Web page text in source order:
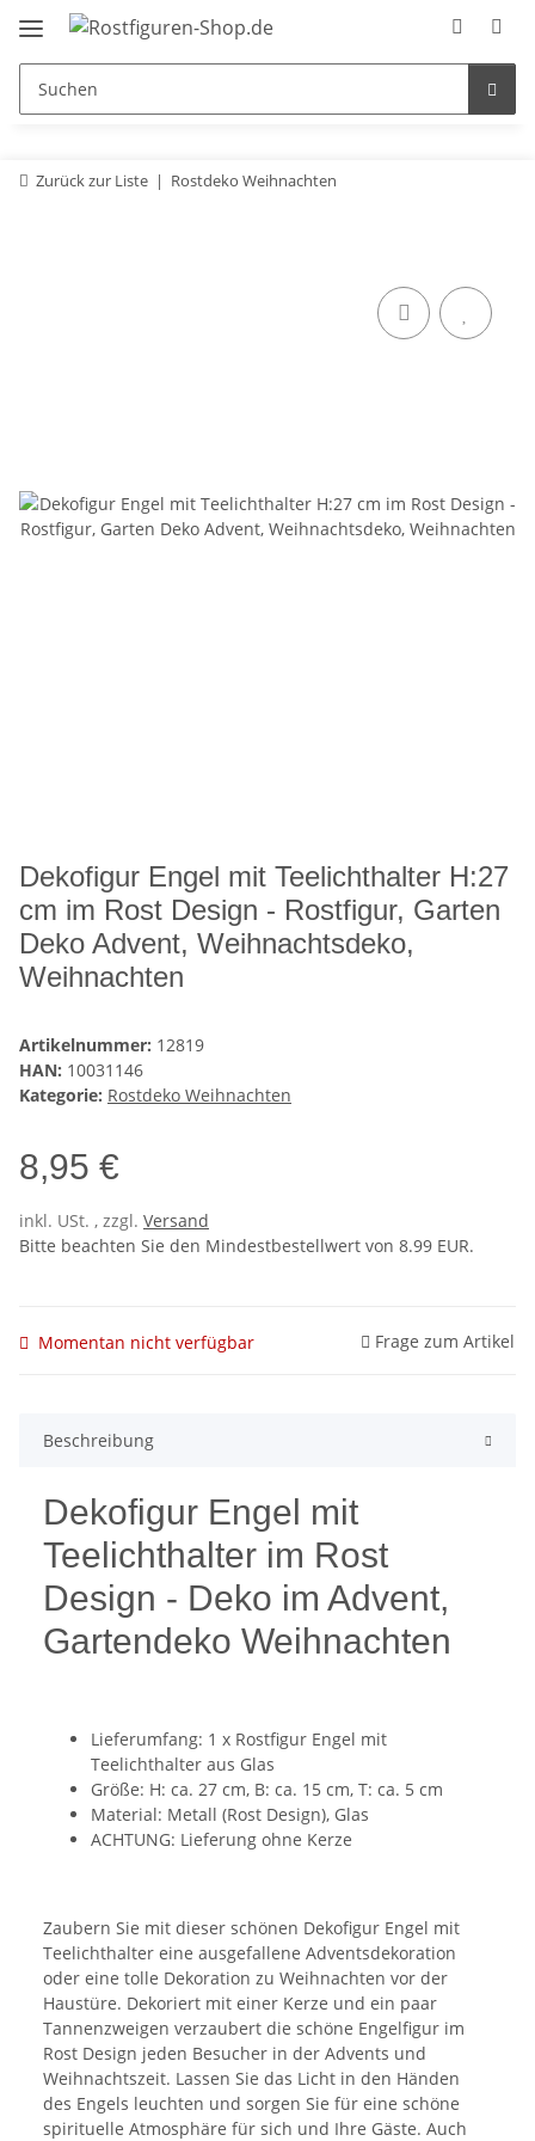
Zurück zur Liste Rostdeko Weihnachten
Dekofigur Engel mit Teelichthalter H:27
cm im Rost Design - Rostfigur, Garten
Deko Advent, Weihnachtsdeko,
Weihnachten
Artikelnummer: 12819
HAN: 10031146
Kategorie: Rostdeko Weihnachten
8,95 €
inkl. USt. , zzgl. Versand
Bitte beachten Sie den Mindestbestellwert von 8.99 EUR.
Momentan nicht verfügbar Frage zum Artikel
Beschreibung
Dekofigur Engel mit
Teelichthalter im Rost
Design - Deko im Advent,
Gartendeko Weihnachten
Lieferumfang: 1 x Rostfigur Engel mit
Teelichthalter aus Glas
Größe: H: ca. 27 cm, B: ca. 15 cm, T: ca. 5 cm
Material: Metall (Rost Design), Glas
ACHTUNG: Lieferung ohne Kerze
Zaubern Sie mit dieser schönen Dekofigur Engel mit
Teelichthalter eine ausgefallene Adventsdekoration
oder eine tolle Dekoration zu Weihnachten vor der
Haustüre. Dekoriert mit einer Kerze und ein paar
Tannenzweigen verzaubert die schöne Engelfigur im
Rost Design jeden Besucher in der Advents und
Weihnachtszeit. Lassen Sie das Licht in den Händen
des Engels leuchten und sorgen Sie für eine schöne
spirituelle Atmosphäre für sich und Ihre Gäste. Auch